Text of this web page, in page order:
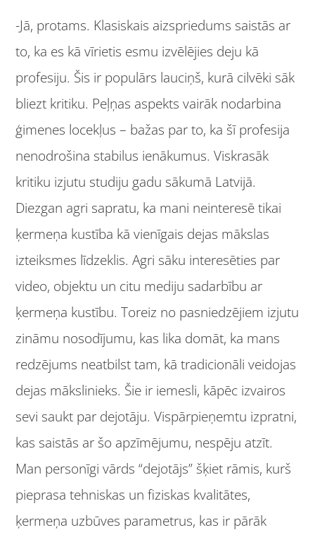
-Jā, protams. Klasiskais aizspriedums saistās ar
to, ka es kā vīrietis esmu izvēlējies deju kā
profesiju. Šis ir populārs lauciņš, kurā cilvēki sāk
bliezt kritiku. Peļņas aspekts vairāk nodarbina
ģimenes locekļus – bažas par to, ka šī profesija
nenodrošina stabilus ienākumus. Viskrasāk
kritiku izjutu studiju gadu sākumā Latvijā.
Diezgan agri sapratu, ka mani neinteresē tikai
ķermeņa kustība kā vienīgais dejas mākslas
izteiksmes līdzeklis. Agri sāku interesēties par
video, objektu un citu mediju sadarbību ar
ķermeņa kustību. Toreiz no pasniedzējiem izjutu
zināmu nosodījumu, kas lika domāt, ka mans
redzējums neatbilst tam, kā tradicionāli veidojas
dejas mākslinieks. Šie ir iemesli, kāpēc izvairos
sevi saukt par dejotāju. Vispārpieņemtu izpratni,
kas saistās ar šo apzīmējumu, nespēju atzīt.
Man personīgi vārds “dejotājs” šķiet rāmis, kurš
pieprasa tehniskas un fiziskas kvalitātes,
ķermeņa uzbūves parametrus, kas ir pārāk